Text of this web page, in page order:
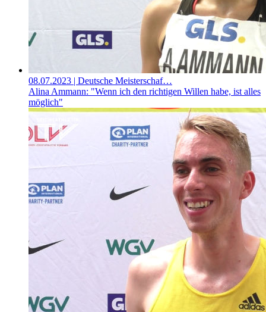
08.07.2023 | Deutsche Meisterschaf…
Alina Ammann: "Wenn ich den richtigen Willen habe, ist alles
möglich"